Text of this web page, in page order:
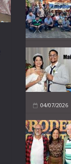
04/07/2026